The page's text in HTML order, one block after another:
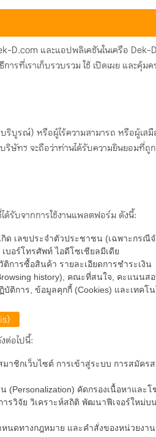
และแอปพลิเคชันในเครือ
การที่เราเก็บรวบรวม ใช้ เปิดเผย แ
บูรณ์) หรือผู้ไร้ความสามารถ หรือผู้เส
ทฯ จะถือว่าท่านได้รับความยินยอมที่
รับจากการใช้งานแพลตฟอร์ม ดังนี้:
ด เลขประจำตัวประชาชน (เฉพาะกรณี
บอร์โทรศัพท์ ไอดีโซเชียลมีเดีย
การซื้อสินค้า รายละเอียดการชำระเงิน
history), คณะที่สนใจ, คะแนน
บัติการ, ข้อมูลคุกกี้ (Cookies) และเทค
ต่อไปนี้:
าชิกเว็บไซต์ การเข้าสู่ระบบ การสมัค
(Personalization) คัดกรองเนื้อหาแล
ารวิจัย วิเคราะห์สถิติ พัฒนาฟีเจอร์ใหม่
นดทางกฎหมาย และคำสั่งของหน่วยงาน